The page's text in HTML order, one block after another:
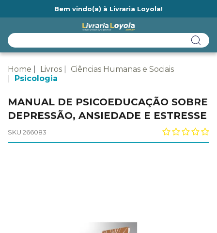
Bem vindo(a) à Livraria Loyola!
Home Livros
Ciências Humanas e Sociais
Psicologia
MANUAL DE PSICOEDUCAÇÃO SOBRE
DEPRESSÃO, ANSIEDADE E ESTRESSE
SKU 266083